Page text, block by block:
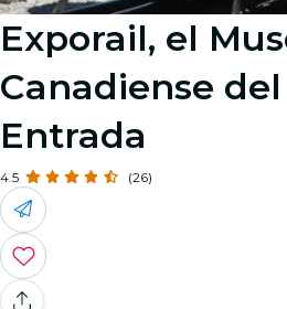
Exporail, el
Canadiense
Entrada
4.5 (26)